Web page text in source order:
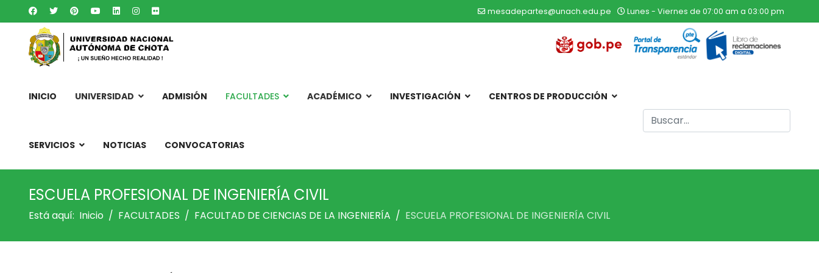
mesadepartes@unach.edu.pe Lunes - Viernes de 07:00 am a 03:00 pm
INICIO UNIVERSIDAD ADMISIÓN FACULTADES ACADÉMICO INVESTIGACIÓN CENTROS DE PRODUCCIÓN
SERVICIOS NOTICIAS CONVOCATORIAS
Buscar
ESCUELA PROFESIONAL DE INGENIERÍA CIVIL
Está aquí: Inicio FACULTADES FACULTAD DE CIENCIAS DE LA INGENIERÍA ESCUELA PROFESIONAL DE INGENIERÍA CIVIL